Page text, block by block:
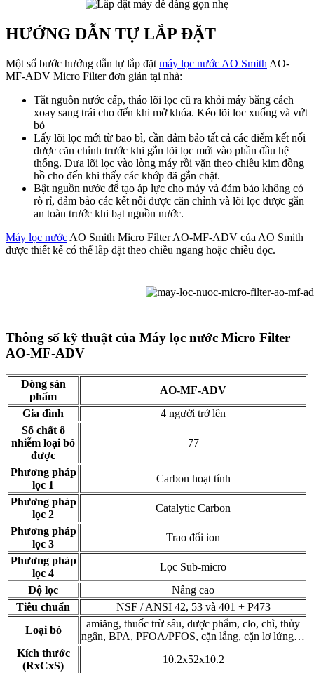
HƯỚNG DẪN TỰ LẮP ĐẶT
Một số bước hướng dẫn tự lắp đặt máy lọc nước AO Smith AO-
MF-ADV Micro Filter đơn giản tại nhà:
Tắt nguồn nước cấp, tháo lõi lọc cũ ra khỏi máy bằng cách
xoay sang trái cho đến khi mở khóa. Kéo lõi loc xuống và vứt
bỏ
Lấy lõi lọc mới từ bao bì, cần đảm bảo tất cả các điểm kết nối
được căn chỉnh trước khi gắn lõi lọc mới vào phần đầu hệ
thống. Đưa lõi lọc vào lòng máy rồi vặn theo chiều kim đồng
hồ cho đến khi thấy các khớp đã gắn chặt.
Bật nguồn nước để tạo áp lực cho máy và đảm bảo không có
rò rỉ, đảm bảo các kết nối được căn chỉnh và lõi lọc được gắn
an toàn trước khi bạt nguồn nước.
Máy lọc nước AO Smith Micro Filter AO-MF-ADV của AO Smith
được thiết kế có thể lắp đặt theo chiều ngang hoặc chiều dọc.
Thông số kỹ thuật của Máy lọc nước Micro Filter
AO-MF-ADV
Dòng sản
phẩm
AO-MF-ADV
Gia đình
4 người trở lên
Số chất ô
nhiễm loại bỏ
được
77
Phương pháp
lọc 1
Carbon hoạt tính
Phương pháp
lọc 2
Catalytic Carbon
Phương pháp
lọc 3
Trao đổi ion
Phương pháp
lọc 4
Lọc Sub-micro
Độ lọc
Nâng cao
Tiêu chuẩn
NSF / ANSI 42, 53 và 401 + P473
Loại bỏ
amiăng, thuốc trừ sâu, dược phẩm, clo, chì, thủy
ngân, BPA, PFOA/PFOS, cặn lắng, cặn lơ lửng…
Kích thước
(RxCxS)
10.2x52x10.2